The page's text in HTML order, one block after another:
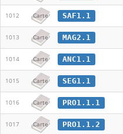
1012 Carte SAF1.1
1013 Carte MAG2.1
1014 Carte ANC1.1
1015 Carte SEG1.1
1016 Carte PRO1.1.1
1017 Carte PRO1.1.2